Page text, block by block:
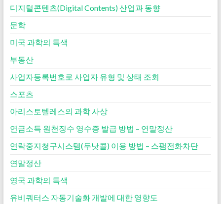
디지털콘텐츠(Digital Contents) 산업과 동향
문학
미국 과학의 특색
부동산
사업자등록번호로 사업자 유형 및 상태 조회
스포츠
아리스토텔레스의 과학 사상
연금소득 원천징수 영수증 발급 방법 – 연말정산
연락중지청구시스템(두낫콜) 이용 방법 – 스팸전화차단
연말정산
영국 과학의 특색
유비쿼터스 자동기술화 개발에 대한 영향도